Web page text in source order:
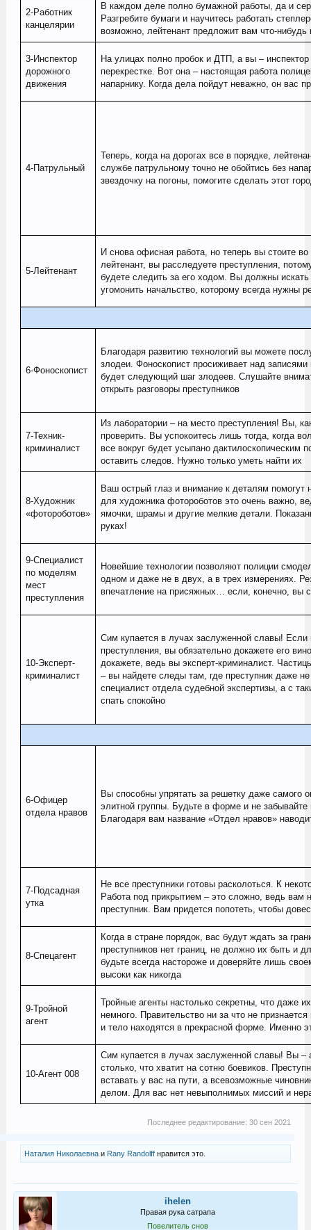
2-Работник
канцелярии
В каждом деле полно бумажной работы, да и
Разгребите бумаги и научитесь работать
возможно, лейтенант предложит вам что-нибудь
3-Инспектор
дорожного
движения
На улицах полно пробок и ДТП, а вы –
перекрестке. Вот она – настоящая работа
напарнику. Когда дела пойдут неважно, он вас
4-Патрульный
Теперь, когда на дорогах все в порядке,
службе патрульному точно не обойтись без
звездочку на погоны, помогите сделать этот
5-Лейтенант
И снова офисная работа, но теперь вы стоите
лейтенант, вы расследуете преступления,
будете следить за его ходом. Вы должны
угомонить начальство, которому всегда нужны
6-Фоноскопист
Благодаря развитию технологий вы можете
злодеи. Фоноскопист просиживает над
будет следующий шаг злодеев. Слушайте
открыть разговоры преступников
7-Техник-
криминалист
Из лаборатории – на место преступления! Вы,
проверить. Вы успокоитесь лишь тогда, когда
все вокруг будет усыпано дактилоскопическим
оставить следов. Нужно только уметь найти их
8-Художник
«фотороботов»
Ваш острый глаз и внимание к деталям помогут
для художника фотороботов это очень важно,
ямочки, шрамы и другие мелкие детали.
руках!
9-Специалист
по моделям
мест
преступления
Новейшие технологии позволяют полиции
одном и даже не в двух, а в трех измерениях.
впечатление на присяжных… если, конечно, вы
10-Эксперт-
криминалист
Сим купается в лучах заслуженной славы! Если
преступления, вы обязательно докажете его
докажете, ведь вы эксперт-криминалист.
– вы найдете следы там, где преступник даже
специалист отдела судебной экспертизы, а с
спать спокойно
6-Офицер
отдела нравов
Вы способны упрятать за решетку даже самого
элитной группы. Будьте в форме и не забывайте
Благодаря вам название «Отдел нравов»
7-Подсадная
утка
Не все преступники готовы расколоться. К
Работа под прикрытием – это сложно, ведь вам
преступник. Вам придется попотеть, чтобы
8-Спецагент
Когда в стране порядок, вас будут ждать за
преступников нет границ, не должно их быть и
будьте всегда настороже и доверяйте лишь
высоки как никогда
9-Тройной
агент
Тройные агенты настолько секретны, что даже
немного. Правительство ни за что не
и тело находятся в прекрасной форме. Именно
10-Агент 008
Сим купается в лучах заслуженной славы! Вы –
столько, что хватит на сотню боевиков.
вставать у вас на пути, а всевозможные
делом. Для вас нет невыполнимых миссий и
Последнее редактирование:30 сен 2021
Наталия Николаевнаи Rany Randolffнравится это.
ihelen
Правая рука сатрапа
Повелитель снов